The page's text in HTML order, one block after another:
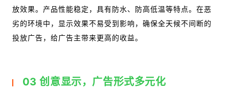
放效果。产品性能稳定，具有防水、防高低温等特点。在恶
劣的环境中，显示效果不易受到影响，确保全天候不间断的
投放广告，给广告主带来更高的收益。
03 创意显示，广告形式多元化